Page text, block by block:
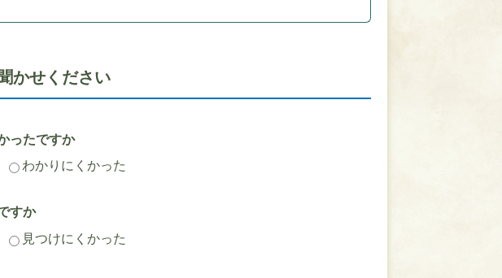
かせください
ったですか
わかりにくかった
すか
見つけにくかった